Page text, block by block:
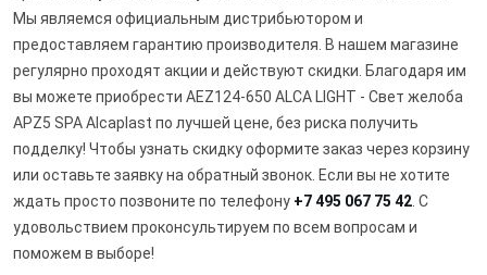
Мы являемся официальным дистрибьютором и
предоставляем гарантию производителя. В нашем магазине
регулярно проходят акции и действуют скидки. Благодаря им
вы можете приобрести AEZ124-650 ALCA LIGHT - Свет желоба
APZ5 SPA Alcaplast по лучшей цене, без риска получить
подделку! Чтобы узнать скидку оформите заказ через корзину
или оставьте заявку на обратный звонок. Если вы не хотите
ждать просто позвоните по телефону +7 495 067 75 42 . С
удовольствием проконсультируем по всем вопросам и
поможем в выборе!